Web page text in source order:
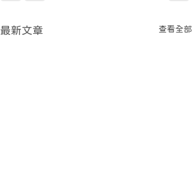
最新文章 查看全部